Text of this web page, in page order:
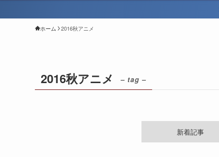
ホーム 2016秋アニメ
2016秋アニメ – tag –
新着記事